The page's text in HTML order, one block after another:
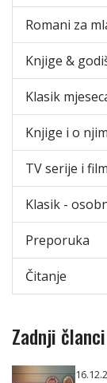
Romani za
Knjige &
Klasik
Knjige i o
TV serije i
Klasik -
Preporuka
Čitanje
Zadnji članci